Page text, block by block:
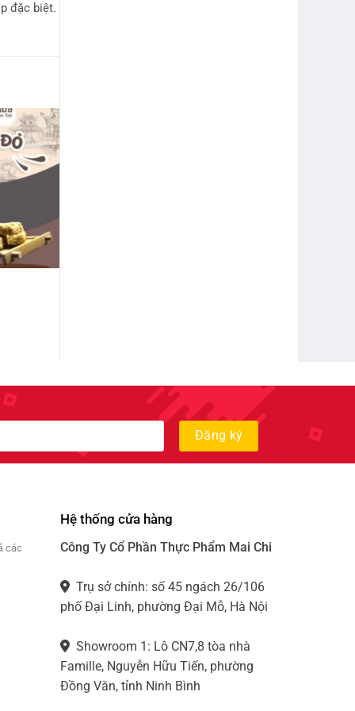
đặc biệt.
các
Hệ thống cửa hàng
Công Ty Cổ Phần Thực Phẩm Mai Chi
Trụ sở chính: số 45 ngách 26/106
phố Đại Linh, phường Đại Mỗ, Hà Nội
Showroom 1: Lô CN7,8 tòa nhà
Famille, Nguyễn Hữu Tiến, phường
Đồng Văn, tỉnh Ninh Bình